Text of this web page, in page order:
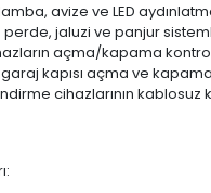
avize ve LED
perde, jaluzi ve panjur
açma/kapama
kapısı açma ve kapama
cihazlarının kablosuz